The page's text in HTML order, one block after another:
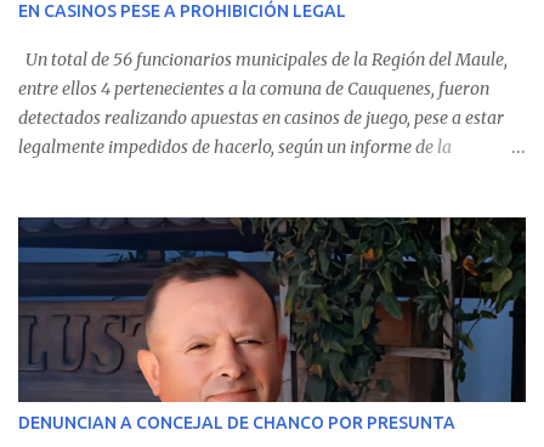
evolución favorable. No obstante, alrededo...
EN CASINOS PESE A PROHIBICIÓN LEGAL
Un total de 56 funcionarios municipales de la Región del Maule,
entre ellos 4 pertenecientes a la comuna de Cauquenes, fueron
detectados realizando apuestas en casinos de juego, pese a estar
legalmente impedidos de hacerlo, según un informe de la
estableció que estos funcionarios —quienes administran o
custodian fondos públicos— efectuaron transacciones por un
monto total de $116.075.918 entre enero de 2024 y junio de 2025.
En el detalle regional, se indica que en la comuna de Cauquenes se
identificó a cuatro funcionarios involucrados en este tipo de
operaciones. Asimismo, se precisa que uno de los casos
corresponde a un funcionario de la Municipalidad de Chanco,
DENUNCIAN A CONCEJAL DE CHANCO POR PRESUNTA